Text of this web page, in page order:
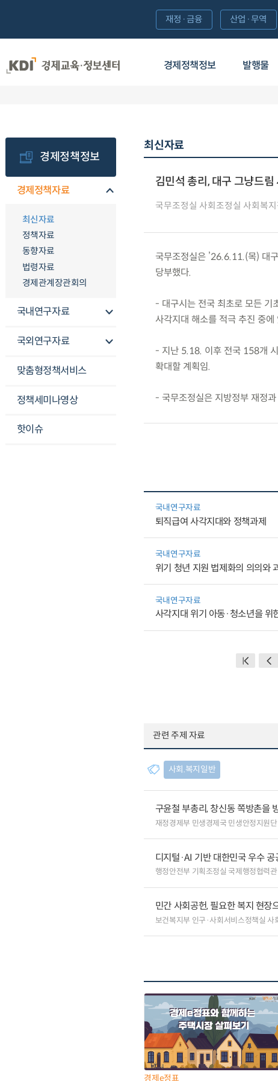
경제정책정보 발행물
재정·금융 산업·무역
경제정책정보
경제정책자료
최신자료
정책자료
동향자료
법령자료
경제관계장관회의
국내연구자료
국외연구자료
맞춤형정책서비스
정책세미나영상
핫이슈
최신자료
김민석 총리, 대구 그냥드
국무조정실 사회조정실 사회복
국무조정실은 ’26.6.11.(목) 대
당부했다.
- 대구시는 전국 최초로 모든 기
사각지대 해소를 적극 추진 중에
- 지난 5.18. 이후 전국 158개
확대할 계획임.
- 국무조정실은 지방정부 재정
국내연구자료
퇴직급여 사각지대와 정책과제
국내연구자료
위기 청년 지원 법제화의 의의와
국내연구자료
사각지대 위기 아동·청소년을 위
관련 주제 자료
사회.복지일반
구윤철 부총리, 창신동 쪽방촌을
재정경제부 민생경제국 민생안정지원단
디지털·AI 기반 대한민국 우수
행정안전부 기획조정실 국제행정협력
민간 사회공헌, 필요한 복지 현장
보건복지부 인구·사회서비스정책실
경제e정표